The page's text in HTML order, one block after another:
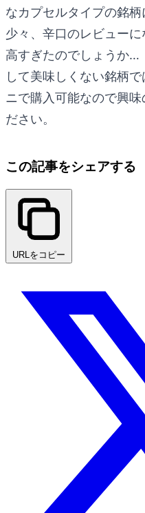
なカプセルタイプの銘柄
少々、辛口のレビュー
高すぎたのでしょうか
して美味しくない銘柄
ニで購入可能なので興
ださい。
この記事をシェアする
URLをコピー